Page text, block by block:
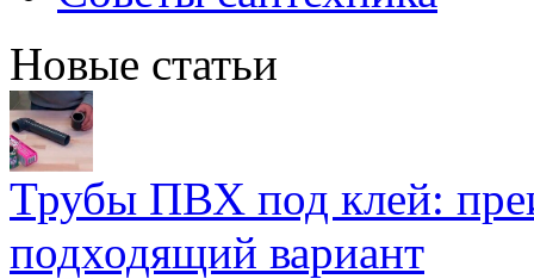
Новые статьи
Трубы ПВХ под клей:
подходящий вариант